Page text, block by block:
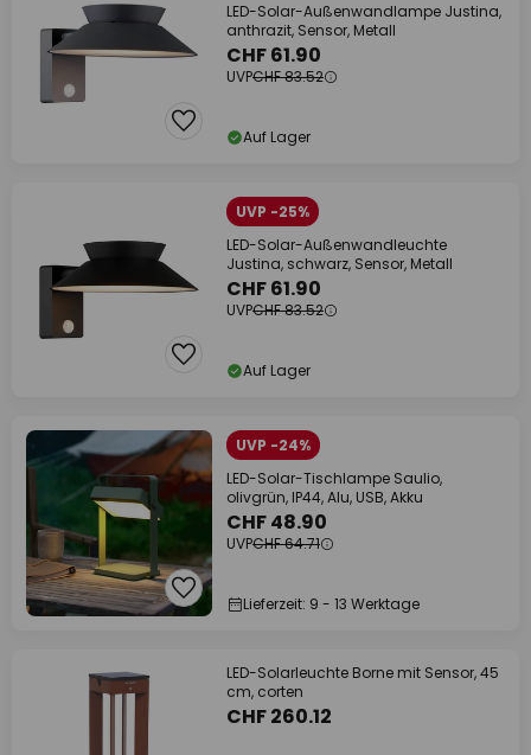
LED-Solar-Außenwandlampe Justina,
anthrazit, Sensor, Metall
CHF 61.90
UVPCHF 83.52
Auf Lager
UVP -25%
LED-Solar-Außenwandleuchte
Justina, schwarz, Sensor, Metall
CHF 61.90
UVPCHF 83.52
Auf Lager
UVP -24%
LED-Solar-Tischlampe Saulio,
olivgrün, IP44, Alu, USB, Akku
CHF 48.90
UVPCHF 64.71
Lieferzeit: 9 - 13 Werktage
LED-Solarleuchte Borne mit Sensor, 45
cm, corten
CHF 260.12